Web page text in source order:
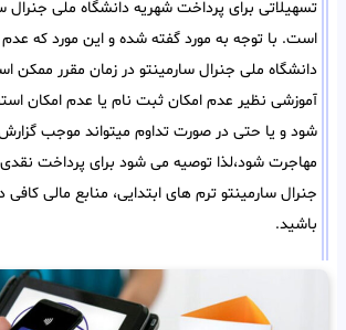
تسهیلاتی برای پرداخت شهریه دانشگاه ملی جنرال
است. با توجه به مورد گفته شده و این مورد که
دانشگاه ملی جنرال سارمینتو در زمان مقرر
آموزشی نظیر عدم امکان ثبت نام یا عدم امکان
شود و یا حتی در صورت تداوم میتواند موجب گزارش
مهاجرت شود،لذا توصیه می شود برای پرداخت
جنرال سارمینتو ترم های ابتدایی، منابع مالی کافی
باشید.